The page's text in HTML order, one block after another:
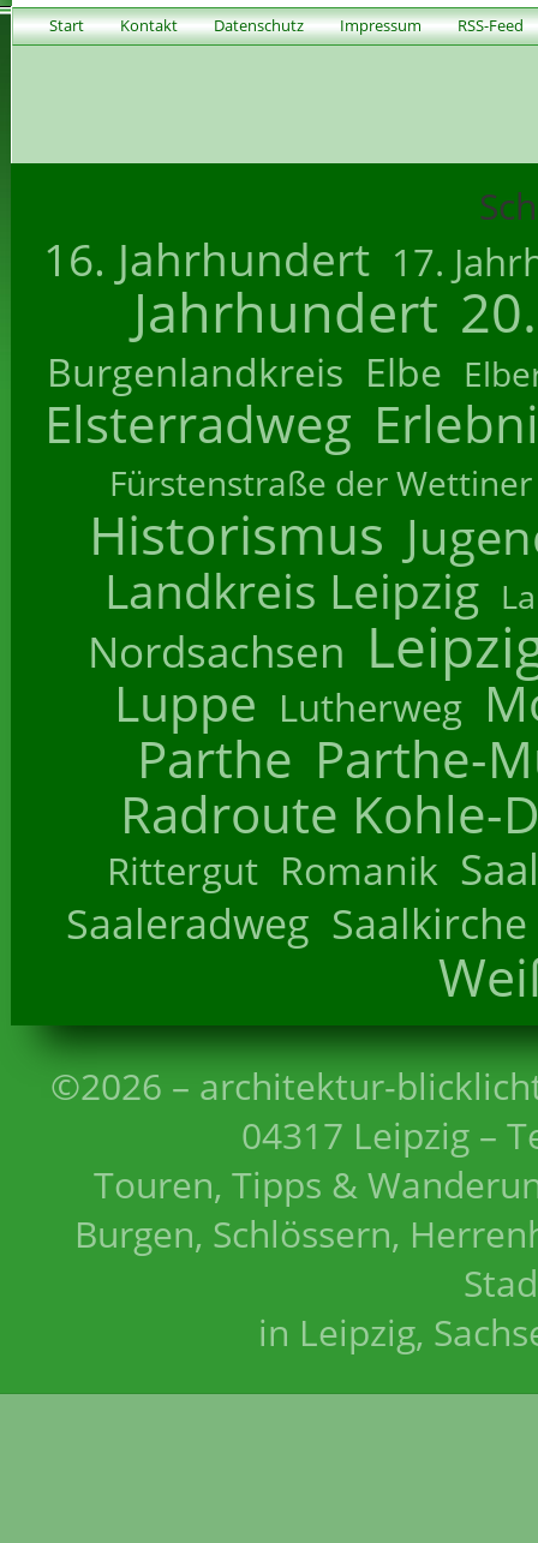
Start Kontakt Datenschutz Impressum RSS-Feed
16. Jahrhundert 17.
Jahrhundert
Burgenlandkreis Elbe
Elsterradweg
Fürstenstraße der Wettiner
Historismus
Landkreis Leipzig
Nordsachsen
Luppe Lutherweg
Parthe Parthe-
Radroute Kohle-
Rittergut Romanik
Saaleradweg Saalkirche
©2026 – architektur-
04317 Leipzig –
Touren, Tipps &
Burgen, Schlössern,
in Leipzig,